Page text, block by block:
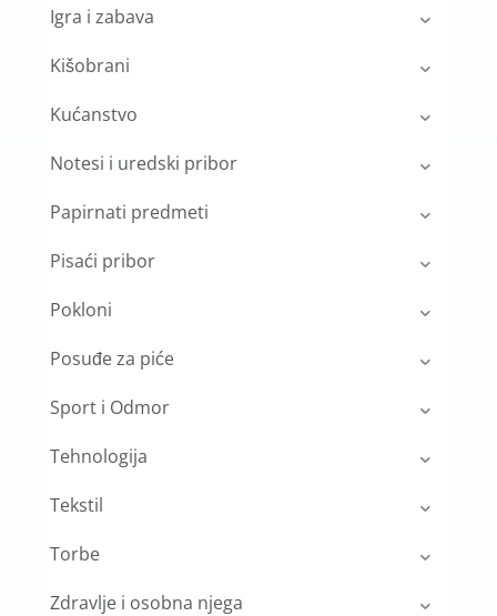
Igra i zabava
Kišobrani
Kućanstvo
Notesi i uredski pribor
Papirnati predmeti
Pisaći pribor
Pokloni
Posuđe za piće
Sport i Odmor
Tehnologija
Tekstil
Torbe
Zdravlje i osobna njega